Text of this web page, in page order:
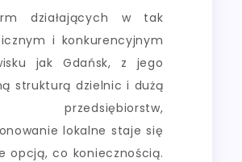
działających w tak
i konkurencyjnym
jak Gdańsk, z jego
strukturą dzielnic i dużą
przedsiębiorstw,
lokalne staje się
opcją, co koniecznością.